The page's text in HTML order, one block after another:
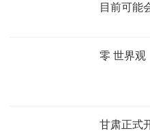
目前可能
零 世界观
甘肃正式